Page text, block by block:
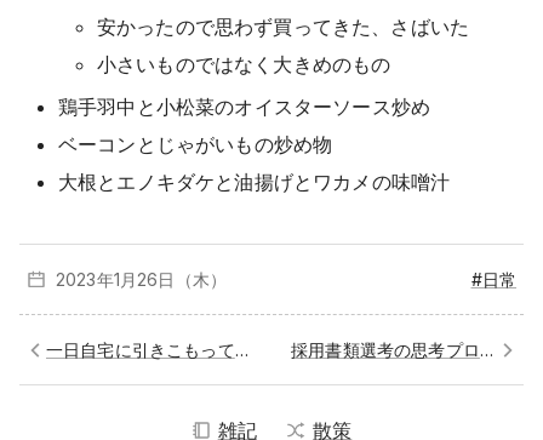
安かったので思わず買ってきた、さばいた
小さいものではなく大きめのもの
鶏手羽中と小松菜のオイスターソース炒め
ベーコンとじゃがいもの炒め物
大根とエノキダケと油揚げとワカメの味噌汁
2023年1月 26日（木） #日常
一日自宅に引きこもっていた 採用書類選考の思考プロセスのドキュメント化の試み
雑記 散策